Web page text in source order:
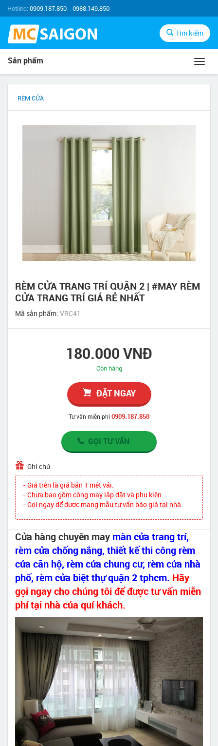
Hotline:0909.187.850 - 0988.149.850
Tìm kiếm
Sản phẩm
RÈM CỬA
RÈM CỬA TRANG TRÍ QUẬN 2 | #MAY RÈM
CỬA TRANG TRÍ GIÁ RẺ NHẤT
Mã sản phẩm: VRC41
180.000 VNĐ
Còn hàng
ĐẶT NGAY
Tư vấn miễn phí0909.187.850
GỌI TƯ VẤN
Ghi chú
- Giá trên là giá bán 1 mét vải.
- Chưa bao gồm công may lắp đặt và phụ kiện.
- Gọi ngay để được mang mẫu tư vấn báo giá tại nhà.
Cửa hàng chuyên may màn cửa trang trí,
rèm cửa chống nắng, thiết kế thi công rèm
cửa căn hộ, rèm cửa chung cư, rèm cửa nhà
phố, rèm cửa biệt thự quận 2 tphcm. Hãy
gọi ngay cho chúng tôi để được tư vấn miễn
phí tại nhà của quí khách.